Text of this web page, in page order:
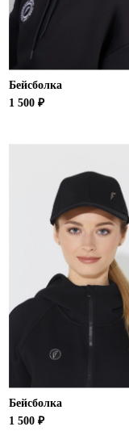
Бейсболка
1 500 ₽
Бейсболка
1 500 ₽